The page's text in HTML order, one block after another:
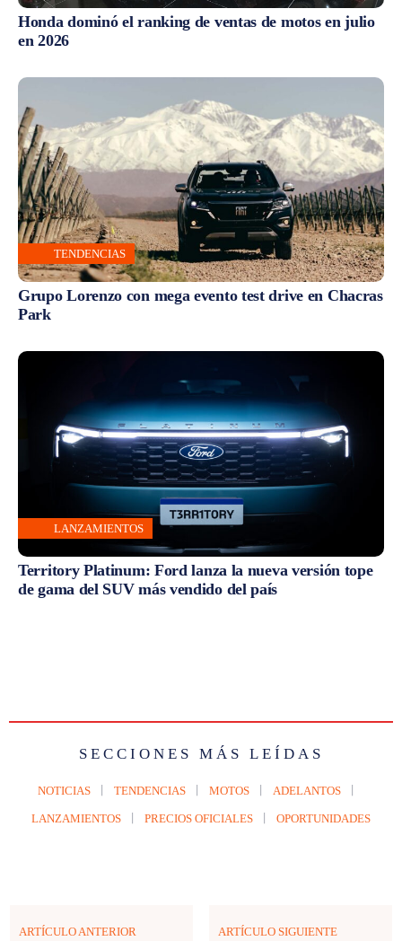
Honda dominó el ranking de ventas de motos en julio
en 2026
TENDENCIAS
Grupo Lorenzo con mega evento test drive en Chacras
Park
LANZAMIENTOS
Territory Platinum: Ford lanza la nueva versión tope
de gama del SUV más vendido del país
SECCIONES MÁS LEÍDAS
NOTICIAS TENDENCIAS MOTOS ADELANTOS
LANZAMIENTOS PRECIOS OFICIALES OPORTUNIDADES
ARTÍCULO ANTERIOR ARTÍCULO SIGUIENTE